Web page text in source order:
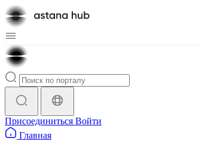
Присоединиться Войти
Главная